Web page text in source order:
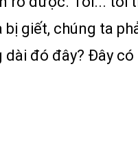
giết, chúng ta
đó đây? Đây